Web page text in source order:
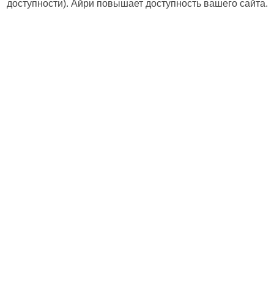
доступности). Айри повышает доступность вашего сайта.